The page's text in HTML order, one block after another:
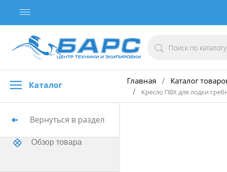
Каталог Главная / Каталог
/
Кресло ПВХ для лодки
Вернуться в раздел
Обзор товара